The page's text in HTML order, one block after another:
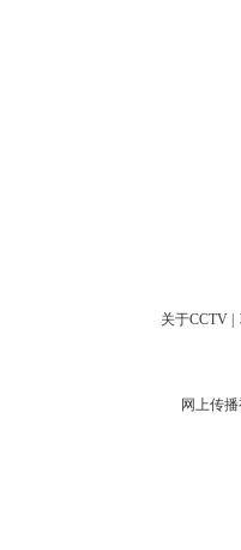
关于CCTV
网上传